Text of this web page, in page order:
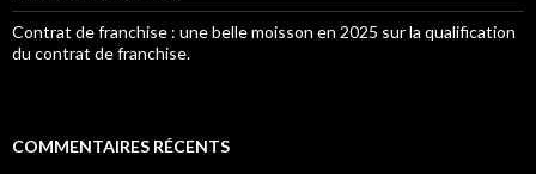
Contrat de franchise : une belle moisson en 2025 sur la qualification
du contrat de franchise.
COMMENTAIRES RÉCENTS